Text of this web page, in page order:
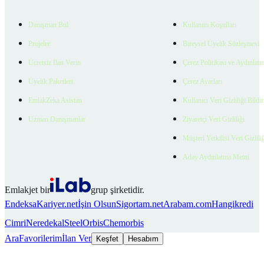
Danışman Bul
Projeler
Ücretsiz İlan Verin
Üyelik Paketleri
EmlakZeka Asistan
Uzman Danışmanlar
Kullanım Koşulları
Bireysel Üyelik Sözleşmesi
Çerez Politikası ve
Çerez Ayarları
Kullanıcı Veri Gizliliği
Ziyaretçi Veri Gizliliği
Müşteri Yetkilisi Veri
Aday Aydınlatma Metni
Emlakjet bir
grup şirketidir.
EndeksaKariyer.netİşin OlsunSigortam.netArabam.comHangikredi
CimriNeredekalSteelOrbisChemorbis
AraFavorilerimİlan Ver Keşfet Hesabım